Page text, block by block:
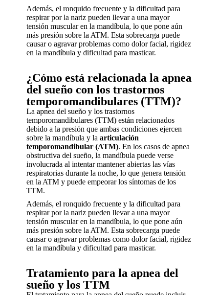
Además, el ronquido frecuente y la dificultad para
respirar por la nariz pueden llevar a una mayor
tensión muscular en la mandíbula, lo que pone aún
más presión sobre la ATM. Esta sobrecarga puede
causar o agravar problemas como dolor facial, rigidez
en la mandíbula y dificultad para masticar.
¿Cómo está relacionada la apnea
del sueño con los trastornos
temporomandibulares (TTM)?
La apnea del sueño y los trastornos
temporomandibulares (TTM) están relacionados
debido a la presión que ambas condiciones ejercen
sobre la mandíbula y la articulación
temporomandibular (ATM). En los casos de apnea
obstructiva del sueño, la mandíbula puede verse
involucrada al intentar mantener abiertas las vías
respiratorias durante la noche, lo que genera tensión
en la ATM y puede empeorar los síntomas de los
TTM.
Además, el ronquido frecuente y la dificultad para
respirar por la nariz pueden llevar a una mayor
tensión muscular en la mandíbula, lo que pone aún
más presión sobre la ATM. Esta sobrecarga puede
causar o agravar problemas como dolor facial, rigidez
en la mandíbula y dificultad para masticar.
Tratamiento para la apnea del
sueño y los TTM